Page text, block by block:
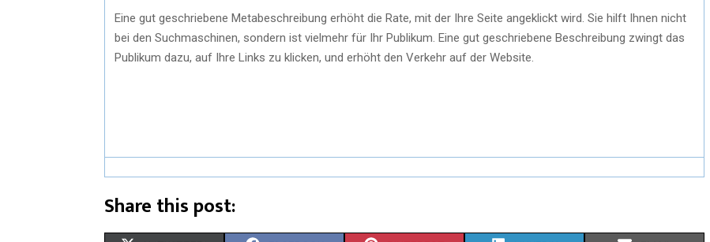
Eine gut geschriebene Metabeschreibung erhöht die Rate, mit der Ihre Seite angeklickt wird. Sie hilft Ihnen nicht
bei den Suchmaschinen, sondern ist vielmehr für Ihr Publikum. Eine gut geschriebene Beschreibung zwingt das
Publikum dazu, auf Ihre Links zu klicken, und erhöht den Verkehr auf der Website.
Share this post: